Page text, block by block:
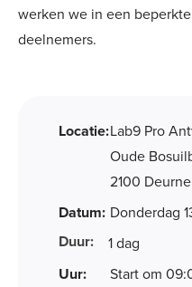
werken we in een
deelnemers.
Locatie:Lab9 Pro
Oude
2100 Deurne
Datum: Donderdag
Duur:
1 dag
Uur:
Start om